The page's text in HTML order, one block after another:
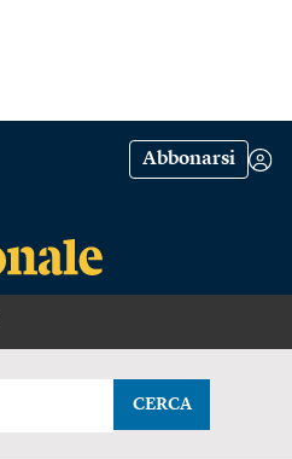
Abbonarsi
CERCA